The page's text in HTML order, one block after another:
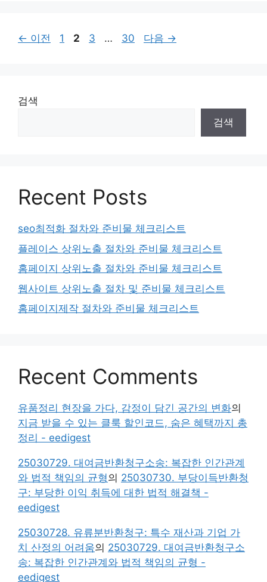
← 이전
페
1
페
2
페
3 …
페
30 다음 →
검색
검색
Recent Posts
seo최적화 절차와 준비물 체크리스트
플레이스 상위노출 절차와 준비물 체크리스트
홈페이지 상위노출 절차와 준비물 체크리스트
웹사이트 상위노출 절차 및 준비물 체크리스트
홈페이지제작 절차와 준비물 체크리스트
Recent Comments
유품정리 현장을 가다, 감정이 담긴 공간의 변화의
지금 받을 수 있는 클룩 할인코드, 숨은 혜택까지 총
정리 - eedigest
25030729. 대여금반환청구소송: 복잡한 인간관계
와 법적 책임의 균형의 25030730. 부당이득반환청
구: 부당한 이익 취득에 대한 법적 해결책 -
eedigest
25030728. 유류분반환청구: 특수 재산과 기업 가
치 산정의 어려움의 25030729. 대여금반환청구소
송: 복잡한 인간관계와 법적 책임의 균형 -
eedigest